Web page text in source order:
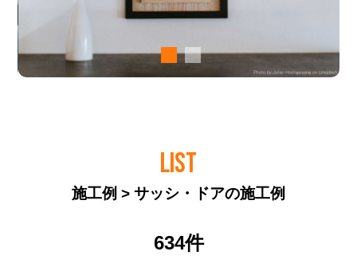
LIST
施工例 > サッシ・ドアの施工例
634件